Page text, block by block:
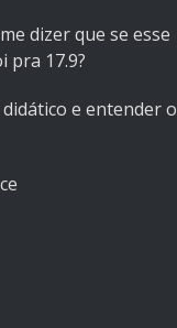
dizer que se esse
pra 17.9?
e entender o